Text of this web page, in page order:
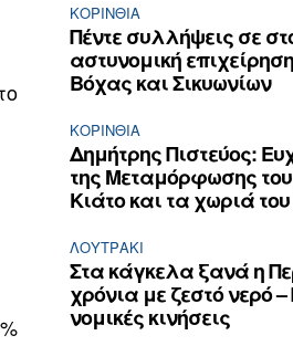
ΚΟΡΙΝΘΊΑ
Πέντε συλλήψεις σε
αστυνομική
Βόχας και Σικυωνίων
ΚΟΡΙΝΘΊΑ
Δημήτρης Πιστεύος:
της Μεταμόρφωσης
Κιάτο και τα χωριά
ΛΟΥΤΡΆΚΙ
Στα κάγκελα ξανά η
χρόνια με ζεστό νερό
νομικές κινήσεις